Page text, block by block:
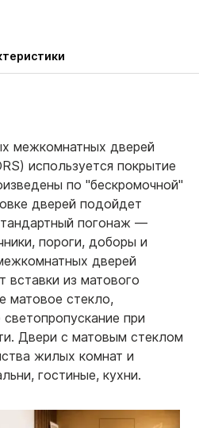
межкомнатных дверей
используется покрытие
по "бескромочной"
дверей подойдет
погонаж —
пороги, доборы и
дверей
из матового
матовое стекло,
при
Двери с матовым стеклом
жилых комнат и
гостиные, кухни.